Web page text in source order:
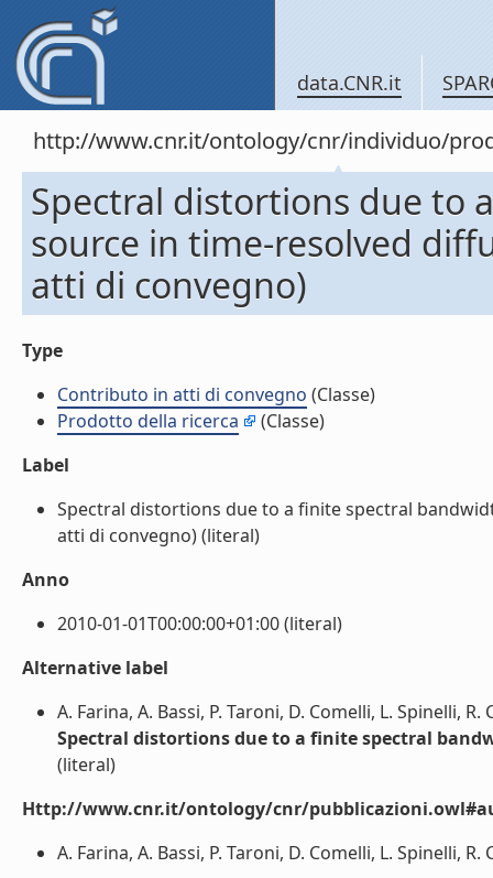
data.CNR.it
http://www.cnr.it/ontology/cnr/individuo/
Spectral distortions due to
source in time-resolved
atti di convegno)
Type
Contributo in atti di convegno (Classe)
Prodotto della ricerca
(Classe)
Label
Spectral distortions due to a finite spectral
atti di convegno) (literal)
Anno
2010-01-01T00:00:00+01:00 (literal)
Alternative label
A. Farina, A. Bassi, P. Taroni, D. Comelli, L. Spinelli,
Spectral distortions due to a finite spectral
(literal)
Http://www.cnr.it/ontology/cnr/
A. Farina, A. Bassi, P. Taroni, D. Comelli, L. Spinelli,